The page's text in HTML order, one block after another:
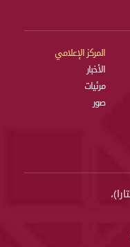
المركز الإعلامي
الأخبار
مرئيات
صور